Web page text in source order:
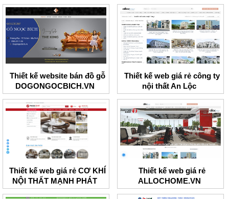
Thiết kế website bán đồ gỗ
DOGONGOCBICH.VN
Thiết kế web giá rẻ công ty
nội thất An Lộc
Thiết kế web giá rẻ CƠ KHÍ
NỘI THẤT MẠNH PHÁT
Thiết kế web giá rẻ
ALLOCHOME.VN